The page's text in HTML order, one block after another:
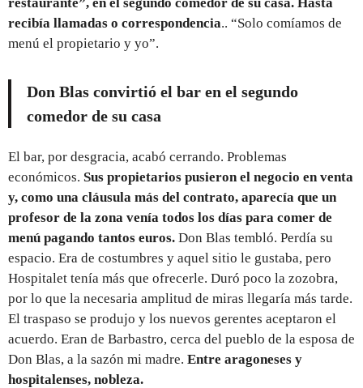
recibía llamadas o correspondencia.. “Solo comíamos de
menú el propietario y yo”.
Don Blas convirtió el bar en el segundo
comedor de su casa
El bar, por desgracia, acabó cerrando. Problemas
económicos. Sus propietarios pusieron el negocio en venta
y, como una cláusula más del contrato, aparecía que un
profesor de la zona venía todos los días para comer de
menú pagando tantos euros. Don Blas tembló. Perdía su
espacio. Era de costumbres y aquel sitio le gustaba, pero
Hospitalet tenía más que ofrecerle. Duró poco la zozobra,
por lo que la necesaria amplitud de miras llegaría más tarde.
El traspaso se produjo y los nuevos gerentes aceptaron el
acuerdo. Eran de Barbastro, cerca del pueblo de la esposa de
Don Blas, a la sazón mi madre. Entre aragoneses y
hospitalenses, nobleza.